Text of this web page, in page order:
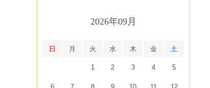
2026年09月
日 月 火 水 木 金 土
1 2 3 4 5